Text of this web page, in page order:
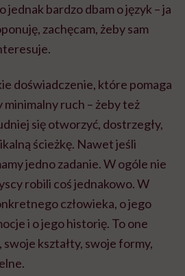
bardzo dbam o język – ja
zachęcam, żeby sam
doświadczenie, które pomaga
minimalny ruch – żeby też
się otworzyć, dostrzegły,
ścieżkę. Nawet jeśli
jedno zadanie. W ogóle nie
robili coś jednakowo. W
człowieka, o jego
i o jego historię. To one
swoje kształty, swoje formy,